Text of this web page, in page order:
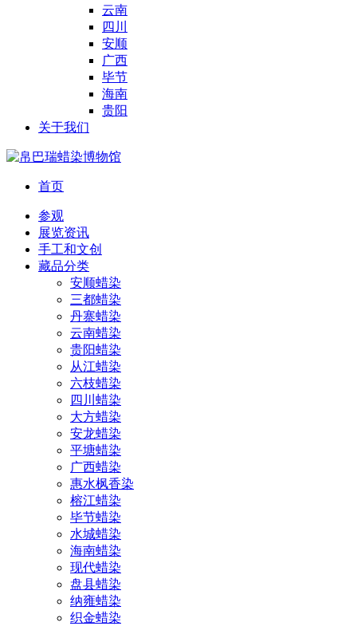
云南
四川
安顺
广西
毕节
海南
贵阳
关于我们
首页
参观
展览资讯
手工和文创
藏品分类
安顺蜡染
三都蜡染
丹寨蜡染
云南蜡染
贵阳蜡染
从江蜡染
六枝蜡染
四川蜡染
大方蜡染
安龙蜡染
平塘蜡染
广西蜡染
惠水枫香染
榕江蜡染
毕节蜡染
水城蜡染
海南蜡染
现代蜡染
盘县蜡染
纳雍蜡染
织金蜡染